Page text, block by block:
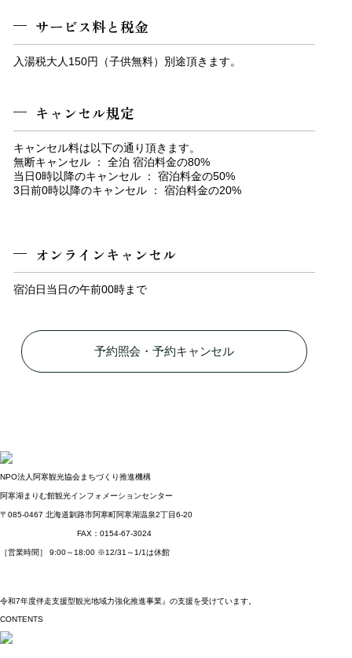
【部屋/和室一例】落ち着いた雰囲気の和室でゆっくり
とお過ごしいただけます。
サービス料と税金
入湯税大人150円（子供無料）別途頂きます。
キャンセル規定
キャンセル料は以下の通り頂きます。
無断キャンセル ： 全泊 宿泊料金の80%
当日0時以降のキャンセル ： 宿泊料金の50%
3日前0時以降のキャンセル ： 宿泊料金の20%
オンラインキャンセル
宿泊日当日の午前00時まで
予約照会・予約キャンセル
NPO法人阿寒観光協会まちづくり推進機構
阿寒湖まりむ館観光インフォメーションセンター
〒085-0467 北海道釧路市阿寒町阿寒湖温泉2丁目6-20
FAX：0154-67-3024
［営業時間］ 9:00～18:00 ※12/31～1/1は休館
令和7年度伴走支援型観光地域力強化推進事業』の支援を受けています。
CONTENTS